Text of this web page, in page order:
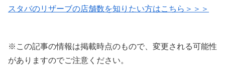
スタバのリザーブの店舗数を知りたい方はこちら＞＞＞
※この記事の情報は掲載時点のもので、変更される可能性
がありますのでご注意ください。